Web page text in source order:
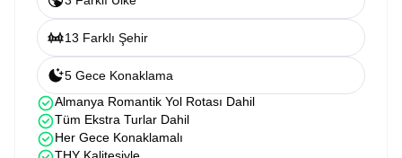
13 Farklı Şehir
5 Gece Konaklama
Almanya Romantik Yol Rotası Dahil
Tüm Ekstra Turlar Dahil
Her Gece Konaklamalı